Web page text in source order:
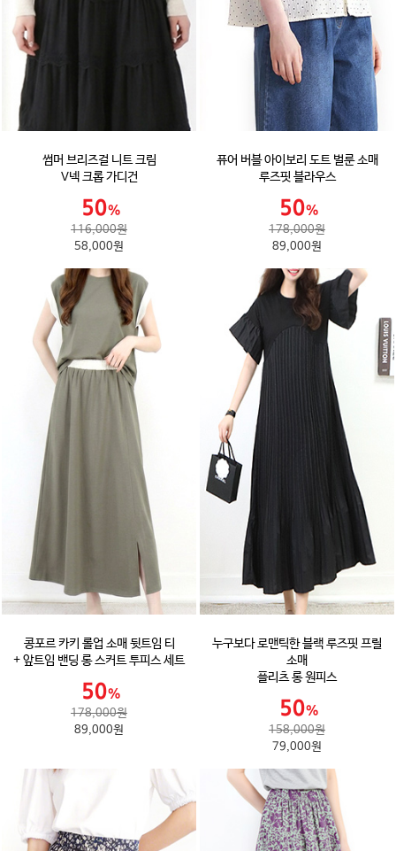
썸머 브리즈걸 니트 크림
V넥 크롭 가디건
116,000원
58,000원
퓨어 버블 아이보리 도트 벌룬 소매
루즈핏 블라우스
178,000원
89,000원
콩포르 카키 롤업 소매 뒷트임 티
+ 앞트임 밴딩 롱 스커트 투피스 세트
178,000원
89,000원
누구보다 로맨틱한 블랙 루즈핏 프릴
소매
플리츠 롱 원피스
158,000원
79,000원